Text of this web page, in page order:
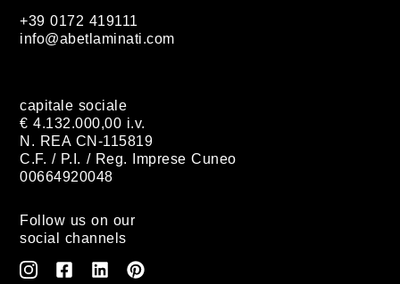
+39 0172 419111
info@abetlaminati.com
capitale sociale
€ 4.132.000,00 i.v.
N. REA CN-115819
C.F. / P.I. / Reg. Imprese Cuneo
00664920048
Follow us on our
social channels